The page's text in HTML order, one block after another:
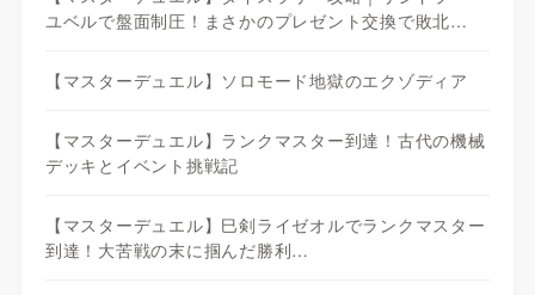
ユベルで盤面制圧！まさかのプレゼント交換で敗北…
【マスターデュエル】ソロモード地獄のエクゾディア
【マスターデュエル】ランクマスター到達！古代の機械
デッキとイベント挑戦記
【マスターデュエル】巳剣ライゼオルでランクマスター
到達！大苦戦の末に掴んだ勝利…